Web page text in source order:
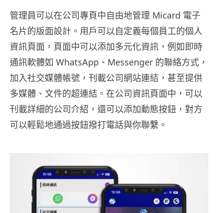
管理員可以在公司專頁中自由地管理 Micard 電子
名片的版面設計。用戶可以自定義每個員工的個人
資訊頁面，頁面中可以添加多元化資訊，例如即時
通訊軟體如 WhatsApp、Messenger 的聯絡方式，
加入社交媒體帳號，刊載公司網站連結，甚至提供
多媒體、文件的超連結。在公司資訊頁面中，可以
刊載詳細的公司介紹，還可以添加動態按鈕，對方
可以輕鬆地通過按鈕撥打電話與你聯繫。